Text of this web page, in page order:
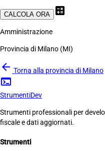
CALCOLA ORA calculate
Amministrazione
Provincia di Milano (MI)
arrow_back Torna alla provincia di Milano
terminal
StrumentiDev
Strumenti professionali per
fiscale e dati aggiornati.
Strumenti